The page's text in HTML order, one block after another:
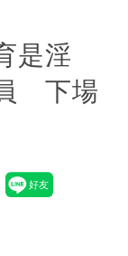
中失蹤 警
是淫
下場